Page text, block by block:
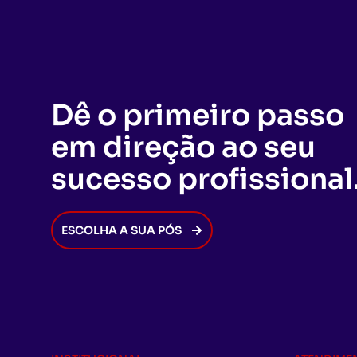
Dê o primeiro passo
em direção ao seu
sucesso
ESCOLHA A SUA PÓS